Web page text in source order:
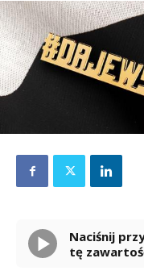
Naciśnij przycisk odtwarzania, aby odsłuchać
tę